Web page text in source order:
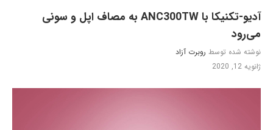
آدیو-تکنیکا با ANC300TW به مصاف اپل و سونی
می‌رود
نوشته شده توسط روبرت آزاد
ژانویه 12, 2020